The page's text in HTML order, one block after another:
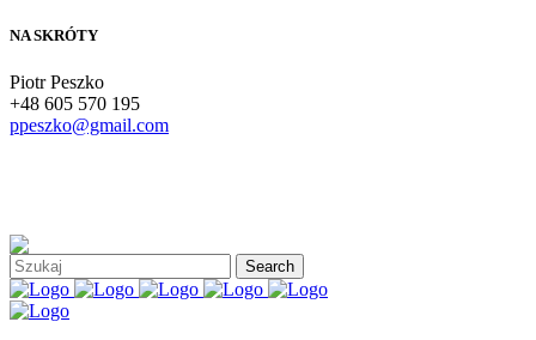
NA SKRÓTY
Piotr Peszko
+48 605 570 195
ppeszko@gmail.com